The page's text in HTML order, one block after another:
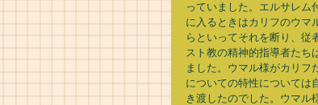
っていました。エルサレム
に入るときはカリフのウマ
らといってそれを断り、従
スト教の精神的指導者たち
ました。ウマル様がカリフ
についての特性については
き渡したのでした。ウマル